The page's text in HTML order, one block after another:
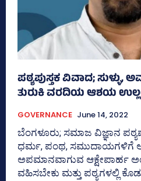
ಪಠ್ಯಪುಸ್ತಕ ವಿವಾದ; ಸುಳ್ಳು,
ತುರುಕಿ ವರದಿಯ ಆಶಯ
GOVERNANCE June 14, 2022
ಬೆಂಗಳೂರು; ಸಮಾಜ ವಿಜ್ಞಾನ
ಧರ್ಮ, ಪಂಥ, ಸಮುದಾಯಗಳಿಗೆ
ಅಪಮಾನವಾಗುವ ಆಕ್ಷೇಪಾರ್ಹ
ವಹಿಸಬೇಕು ಮತ್ತು ಪಠ್ಯಗಳಲ್ಲಿ